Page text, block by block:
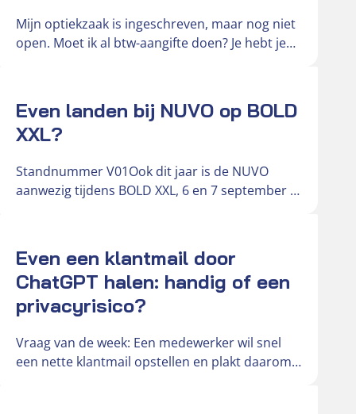
Mijn optiekzaak is ingeschreven, maar nog niet
open. Moet ik al btw-aangifte doen? Je hebt je
Even landen bij NUVO op BOLD
XXL?
Standnummer V01Ook dit jaar is de NUVO
aanwezig tijdens BOLD XXL, 6 en 7 september in
Even een klantmail door
ChatGPT halen: handig of een
privacyrisico?
Vraag van de week: Een medewerker wil snel
een nette klantmail opstellen en plakt daarom